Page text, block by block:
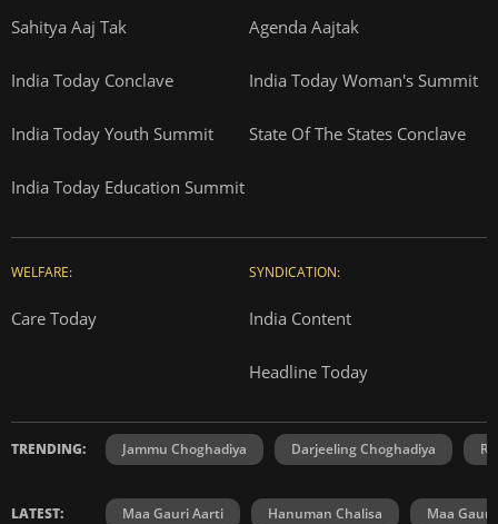
Sahitya Aaj Tak Agenda Aajtak
India Today Conclave India Today Woman's Summit
India Today Youth Summit State Of The States Conclave
India Today Education Summit
WELFARE:
Care Today
SYNDICATION:
India Content
Headline Today
TRENDING: Jammu Choghadiya Darjeeling Choghadiya
LATEST: Maa Gauri Aarti Hanuman Chalisa Maa Gauri